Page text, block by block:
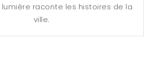
raconte les histoires de la
ville.